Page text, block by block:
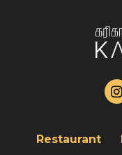
Restaurant